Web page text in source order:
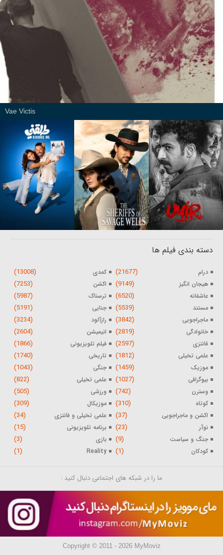
Vae Victis
دسته بندی فیلم ها
درام (21677) کمدی (13008)
هیجان انگیز (9149) اکشن (7253)
عاشقانه (6520) ترسناک (5987)
مستند (5539) جنایی (5191)
ماجراجویی (3842) رازآلود (3234)
خانوادگی (2819) انیمیشن (2604)
فانتزی (2597) فیلم تلویزیونی (1866)
علمی تخیلی (1812) تاریخی (1740)
موزیک (1459) جنگی (1043)
بیوگرافی (1027) علمی تخیلی (822)
وسترن (742) ورزشی (505)
کوتاه (310) موزیکال (309)
اکشن و ماجراجویی (37) علمی تخیلی و فانتزی (34)
نوآر (23) برنامه تلویزیونی (15)
جنگ و سیاست (9) بازی (3)
کودکان (1)
Reality
(1)
ما را در شبکه های اجتماعی دنبال کنید :
Copyright © 2011 - 2026 MyMoviz